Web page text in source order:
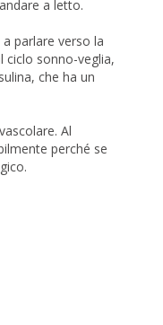
a letto.
parlare verso la
ciclo sonno-veglia,
che ha un
Al
perché se